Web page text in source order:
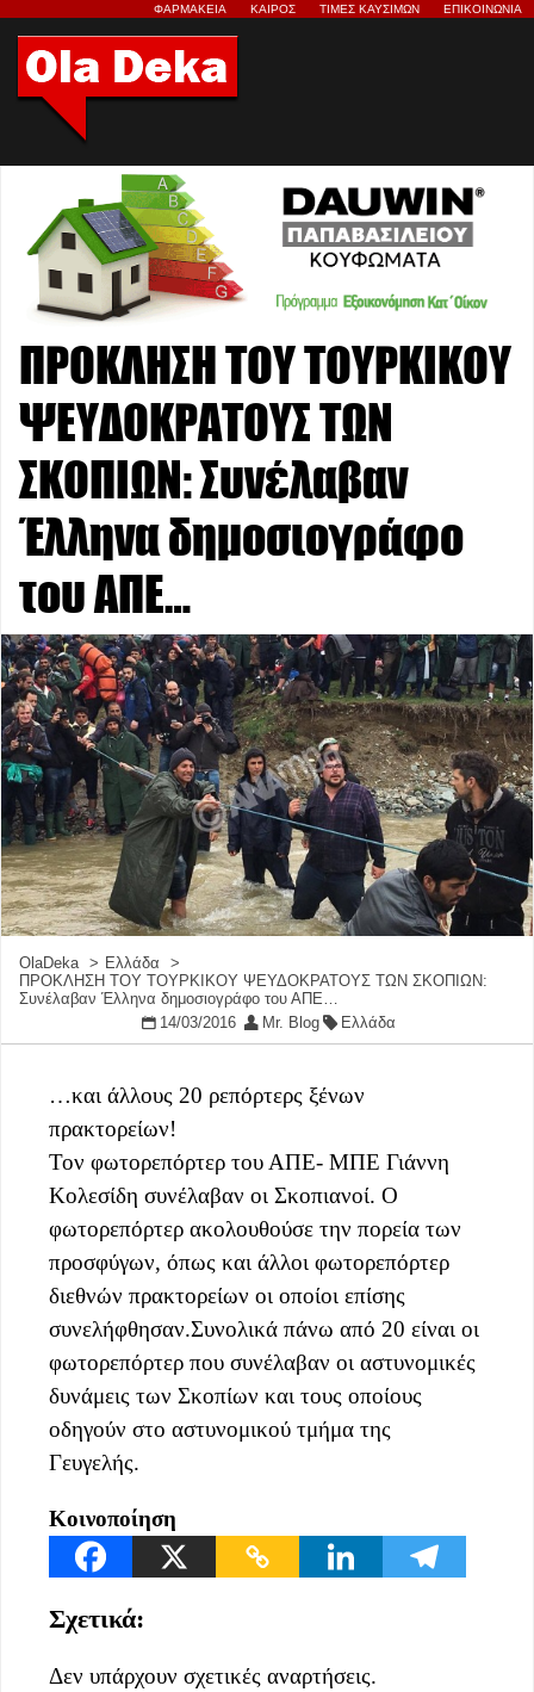
ΦΑΡΜΑΚΕΙΑ ΚΑΙΡΟΣ ΤΙΜΕΣ ΚΑΥΣΙΜΩΝ ΕΠΙΚΟΙΝΩΝΙΑ
ΠΡΟΚΛΗΣΗ ΤΟΥ ΤΟΥΡΚΙΚΟΥ
ΨΕΥΔΟΚΡΑΤΟΥΣ ΤΩΝ
ΣΚΟΠΙΩΝ: Συνέλαβαν
Έλληνα δημοσιογράφο
του ΑΠΕ…
OlaDeka
Ελλάδα
ΠΡΟΚΛΗΣΗ ΤΟΥ ΤΟΥΡΚΙΚΟΥ ΨΕΥΔΟΚΡΑΤΟΥΣ ΤΩΝ ΣΚΟΠΙΩΝ:
Συνέλαβαν Έλληνα δημοσιογράφο του ΑΠΕ…
14/03/2016
Mr. Blog Ελλάδα
…και άλλους 20 ρεπόρτερς ξένων
πρακτορείων!
Τον φωτορεπόρτερ του ΑΠΕ- ΜΠΕ Γιάννη
Κολεσίδη συνέλαβαν οι Σκοπιανοί. Ο
φωτορεπόρτερ ακολουθούσε την πορεία των
προσφύγων, όπως και άλλοι φωτορεπόρτερ
διεθνών πρακτορείων οι οποίοι επίσης
συνελήφθησαν.Συνολικά πάνω από 20 είναι οι
φωτορεπόρτερ που συνέλαβαν οι αστυνομικές
δυνάμεις των Σκοπίων και τους οποίους
οδηγούν στο αστυνομικού τμήμα της
Γευγελής.
Κοινοποίηση
Σχετικά:
Δεν υπάρχουν σχετικές αναρτήσεις.